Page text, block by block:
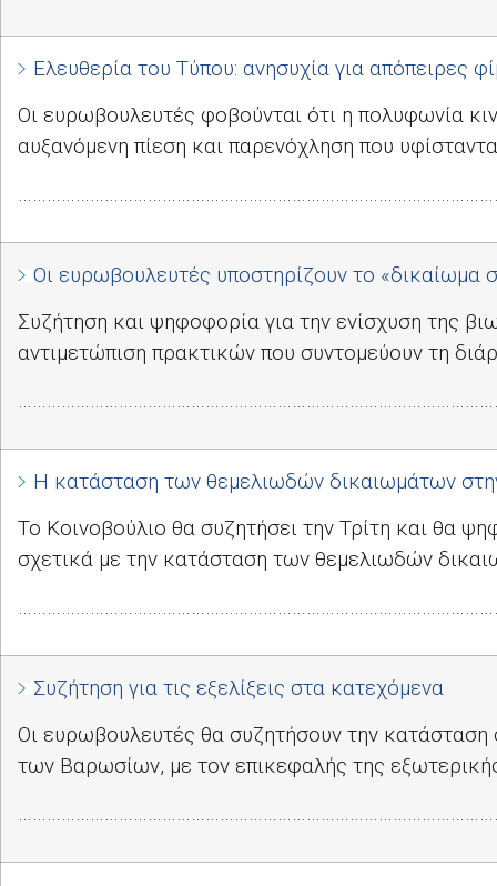
Ελευθερία του Τύπου: ανησυχία για απόπειρες
Οι ευρωβουλευτές φοβούνται ότι η πολυφωνία
αυξανόμενη πίεση και παρενόχληση που
Οι ευρωβουλευτές υποστηρίζουν το «δικαίωμα
Συζήτηση και ψηφοφορία για την ενίσχυση της
αντιμετώπιση πρακτικών που συντομεύουν τη
Η κατάσταση των θεμελιωδών δικαιωμάτων
Το Κοινοβούλιο θα συζητήσει την Τρίτη και θα
σχετικά με την κατάσταση των θεμελιωδών
Συζήτηση για τις εξελίξεις στα κατεχόμενα
Οι ευρωβουλευτές θα συζητήσουν την
των Βαρωσίων, με τον επικεφαλής της